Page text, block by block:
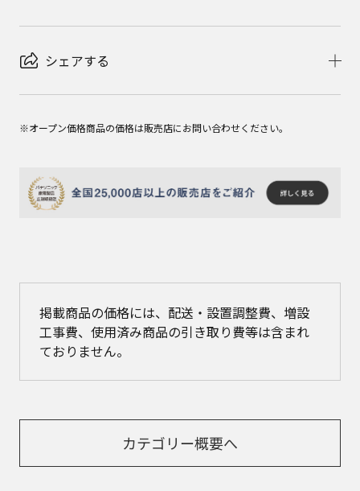
シェアする
※オープン価格商品の価格は販売店にお問い合わせください。
掲載商品の価格には、配送・設置調整費、増設
工事費、使用済み商品の引き取り費等は含まれ
ておりません。
カテゴリー概要へ